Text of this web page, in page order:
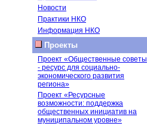
Новости
Практики НКО
Информация НКО
Проекты
Проект «Общественные советы
- ресурс для социально-
экономического развития
региона»
Проект «Ресурсные
возможности: поддержка
общественных инициатив на
муниципальном уровне»